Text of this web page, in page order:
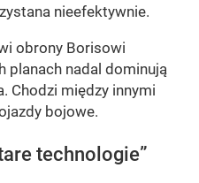
nieefektywnie.
obrony Borisowi
planach nadal dominują
Chodzi między innymi
bojowe.
technologie”